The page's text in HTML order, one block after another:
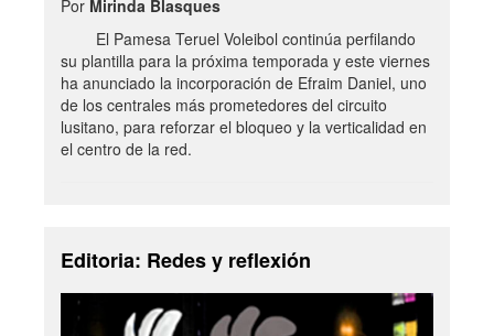
Por Mirinda Blasques
El Pamesa Teruel Voleibol continúa perfilando
su plantilla para la próxima temporada y este viernes
ha anunciado la incorporación de Efraim Daniel, uno
de los centrales más prometedores del circuito
lusitano, para reforzar el bloqueo y la verticalidad en
el centro de la red.
Editoria: Redes y reflexión